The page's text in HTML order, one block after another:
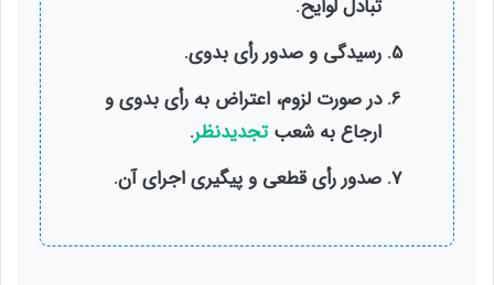
تبادل لوایح.
رسیدگی و صدور رأی بدوی.
در صورت لزوم، اعتراض به رأی بدوی و
ارجاع به شعبتجدیدنظر.
صدور رأی قطعی و پیگیری اجرای آن.